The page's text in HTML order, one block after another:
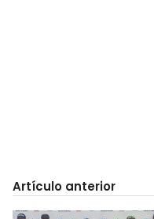
Artículo anterior